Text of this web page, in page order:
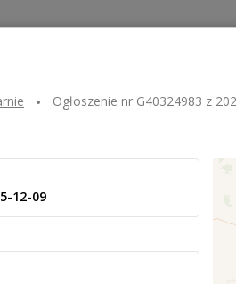
Ogłoszenie nr G40324983 z
12-09